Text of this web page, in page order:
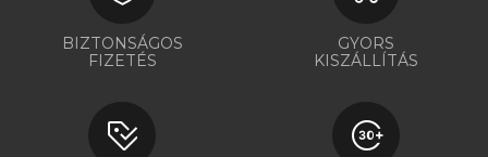
BIZTONSÁGOS
FIZETÉS
GYORS
KISZÁLLÍTÁS